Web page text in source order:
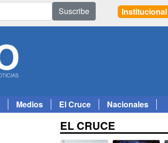
Suscribe Institucional
Medios El Cruce
Nacionales
EL CRUCE